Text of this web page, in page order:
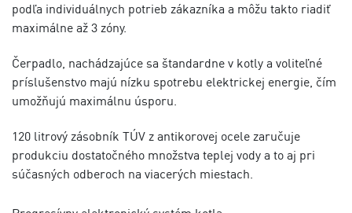
podľa individuálnych potrieb zákazníka a môžu takto riadiť
maximálne až 3 zóny.
Čerpadlo, nachádzajúce sa štandardne v kotly a voliteľné
príslušenstvo majú nízku spotrebu elektrickej energie, čím
umožňujú maximálnu úsporu.
120 litrový zásobník TÚV z antikorovej ocele zaručuje
produkciu dostatočného množstva teplej vody a to aj pri
súčasných odberoch na viacerých miestach.